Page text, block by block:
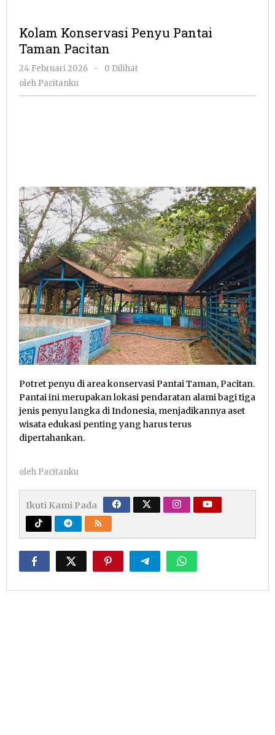
Kolam Konservasi Penyu Pantai
Taman Pacitan
24 Februari 2026
oleh
-
0 Dilihat
oleh Pacitanku
Potret penyu di area konservasi Pantai Taman, Pacitan.
Pantai ini merupakan lokasi pendaratan alami bagi tiga
jenis penyu langka di Indonesia, menjadikannya aset
wisata edukasi penting yang harus terus
dipertahankan.
oleh Pacitanku
Ikuti Kami Pada